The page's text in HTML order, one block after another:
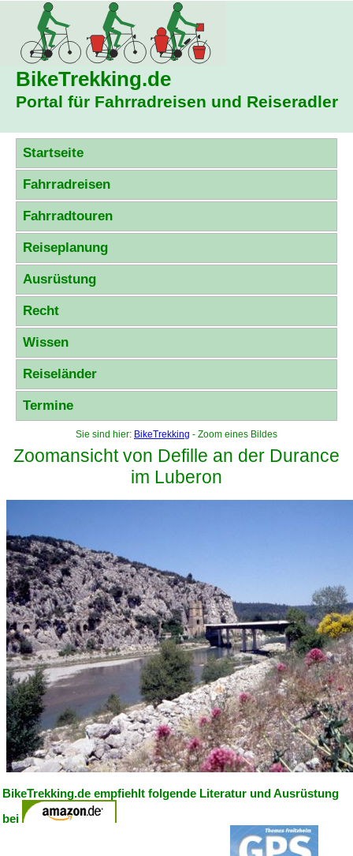
BikeTrekking.de
Portal für Fahrradreisen und Reiseradler
Startseite
Fahrradreisen
Fahrradtouren
Reiseplanung
Ausrüstung
Recht
Wissen
Reiseländer
Termine
Sie sind hier: BikeTrekking - Zoom eines Bildes
Zoomansicht von Defille an der Durance
im Luberon
BikeTrekking.de empfiehlt folgende Literatur und Ausrüstung
bei